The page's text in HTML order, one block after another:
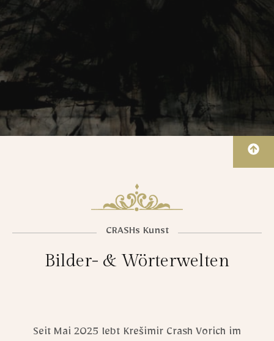
CRASHs Kunst
Bilder- & Wörterwelten
Seit Mai 2025 lebt Krešimir Crash Vorich im